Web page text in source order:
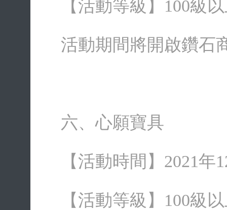
【活動等級】100級
活動期間將開啟鑽石
六、心願寶具
【活動時間】2021年
【活動等級】100級